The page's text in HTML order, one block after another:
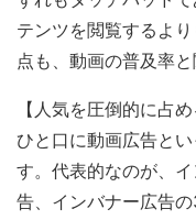
テンツを閲覧するよ
点も、動画の普及率
【人気を圧倒的に占
ひと口に動画広告と
す。代表的なのが、
告、インバナー広告